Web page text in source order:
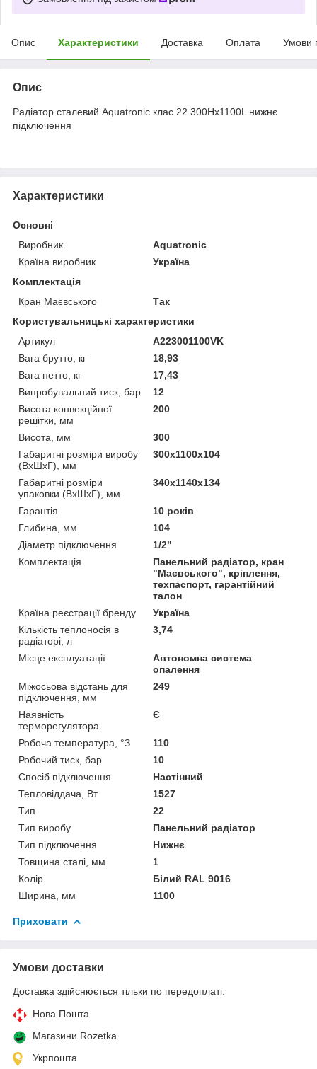
Опис Характеристики Доставка Оплата Умови
Опис
Радіатор сталевий Aquatronic клас 22 300Hх1100L нижнє
підключення
Характеристики
Основні
Виробник
Aquatronic
Країна виробник
Україна
Комплектація
Кран Маєвського
Так
Користувальницькі характеристики
Артикул
A223001100VK
Вага брутто, кг
18,93
Вага нетто, кг
17,43
Випробувальний тиск, бар
12
Висота конвекційної
решітки, мм
200
Висота, мм
300
Габаритні розміри виробу
(ВхШхГ), мм
300х1100х104
Габаритні розміри
упаковки (ВхШхГ), мм
340х1140х134
Гарантія
10 років
Глибина, мм
104
Діаметр підключення
1/2"
Комплектація
Панельний радіатор, кран
"Маєвського", кріплення,
техпаспорт, гарантійний
талон
Країна реєстрації бренду
Україна
Кількість теплоносія в
радіаторі, л
3,74
Місце експлуатації
Автономна система
опалення
Міжосьова відстань для
підключення, мм
249
Наявність
терморегулятора
Є
Робоча температура, °З
110
Робочий тиск, бар
10
Спосіб підключення
Настінний
Тепловіддача, Вт
1527
Тип
22
Тип виробу
Панельний радіатор
Тип підключення
Нижнє
Товщина сталі, мм
1
Колір
Білий RAL 9016
Ширина, мм
1100
Приховати
Умови доставки
Доставка здійснюється тільки по передоплаті.
Нова Пошта
Магазини Rozetka
Укрпошта